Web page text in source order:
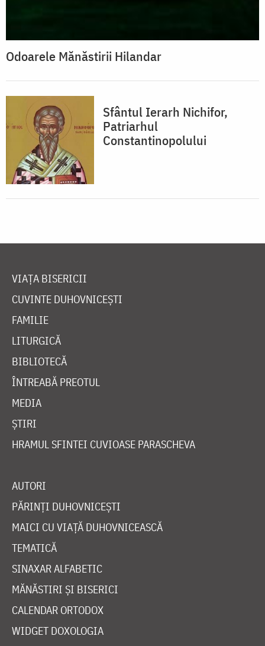
Odoarele Mănăstirii Hilandar
Sfântul Ierarh Nichifor,
Patriarhul
Constantinopolului
VIAȚA BISERICII
CUVINTE DUHOVNICEȘTI
FAMILIE
LITURGICĂ
BIBLIOTECĂ
ÎNTREABĂ PREOTUL
MEDIA
ȘTIRI
HRAMUL SFINTEI CUVIOASE PARASCHEVA
AUTORI
PĂRINȚI DUHOVNICEȘTI
MAICI CU VIAȚĂ DUHOVNICEASCĂ
TEMATICĂ
SINAXAR ALFABETIC
MĂNĂSTIRI ȘI BISERICI
CALENDAR ORTODOX
WIDGET DOXOLOGIA